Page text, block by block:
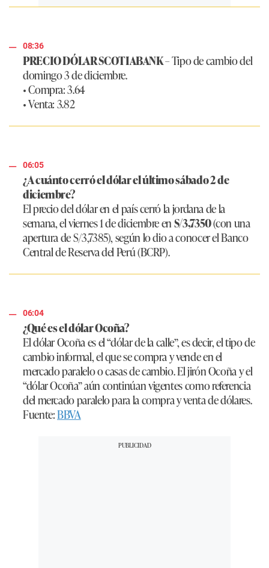
08:36
PRECIO DÓLAR SCOTIABANK– Tipo de cambio del
domingo 3 de diciembre.
• Compra: 3.64
• Venta: 3.82
06:05
¿A cuánto cerró el dólar el último sábado 2 de
diciembre?
El precio del dólar en el país cerró la jordana de la
semana, el viernes 1 de diciembre enS/3,7350(con una
apertura de S/3,7385), según lo dio a conocer el Banco
Central de Reserva del Perú (BCRP).
06:04
¿Qué es el dólar Ocoña?
El dólar Ocoña es el “dólar de la calle”, es decir, el tipo de
cambio informal, el que se compra y vende en el
mercado paralelo o casas de cambio. El jirón Ocoña y el
“dólar Ocoña” aún continúan vigentes como referencia
del mercado paralelo para la compra y venta de dólares.
Fuente:BBVA